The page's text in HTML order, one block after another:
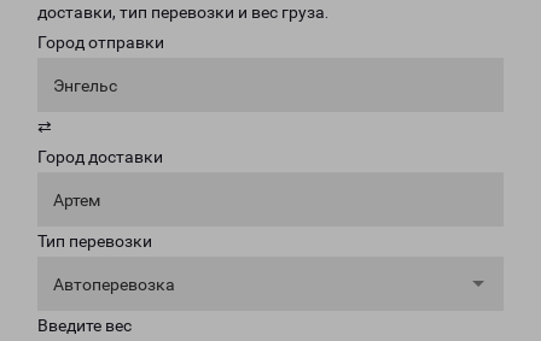
доставки, тип перевозки и вес груза.
Город отправки
Энгельс
⇄
Город доставки
Артем
Тип перевозки
Автоперевозка
Введите вес